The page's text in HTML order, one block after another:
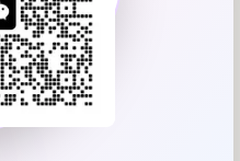
作任务(内容生成、
但真正的全流程自
断。
计2029年总投资将
增长率超30%。